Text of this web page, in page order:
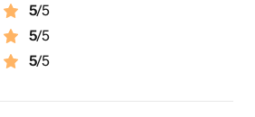
5/5
5/5
5/5